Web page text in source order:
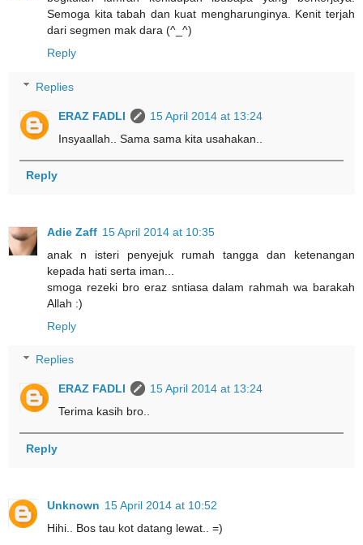
Semoga kita tabah dan kuat mengharunginya. Kenit terjah
dari segmen mak dara (^_^)
Reply
Replies
ERAZ FADLI
15 April 2014 at 13:24
Insyaallah.. Sama sama kita usahakan..
Reply
Adie Zaff 15 April 2014 at 10:35
anak n isteri penyejuk rumah tangga dan ketenangan
kepada hati serta iman...
smoga rezeki bro eraz sntiasa dalam rahmah wa barakah
Allah :)
Reply
Replies
ERAZ FADLI
15 April 2014 at 13:24
Terima kasih bro..
Reply
Unknown 15 April 2014 at 10:52
Hihi.. Bos tau kot datang lewat.. =)